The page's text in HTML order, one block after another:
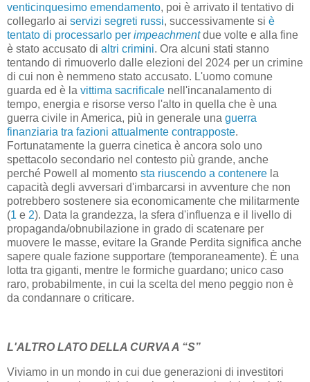
venticinquesimo emendamento, poi è arrivato il tentativo di
collegarlo ai servizi segreti russi, successivamente si è
tentato di processarlo per impeachmentdue volte e alla fine
è stato accusato di altri crimini. Ora alcuni stati stanno
tentando di rimuoverlo dalle elezioni del 2024 per un crimine
di cui non è nemmeno stato accusato. L'uomo comune
guarda ed è la vittima sacrificale nell'incanalamento di
tempo, energia e risorse verso l'alto in quella che è una
guerra civile in America, più in generale una guerra
finanziaria tra fazioni attualmente contrapposte.
Fortunatamente la guerra cinetica è ancora solo uno
spettacolo secondario nel contesto più grande, anche
perché Powell al momento sta riuscendo a contenere la
capacità degli avversari d'imbarcarsi in avventure che non
potrebbero sostenere sia economicamente che militarmente
(1 e 2). Data la grandezza, la sfera d'influenza e il livello di
propaganda/obnubilazione in grado di scatenare per
muovere le masse, evitare la Grande Perdita significa anche
sapere quale fazione supportare (temporaneamente). È una
lotta tra giganti, mentre le formiche guardano; unico caso
raro, probabilmente, in cui la scelta del meno peggio non è
da condannare o criticare.
L'ALTRO LATO DELLA CURVA A “S”
Viviamo in un mondo in cui due generazioni di investitori